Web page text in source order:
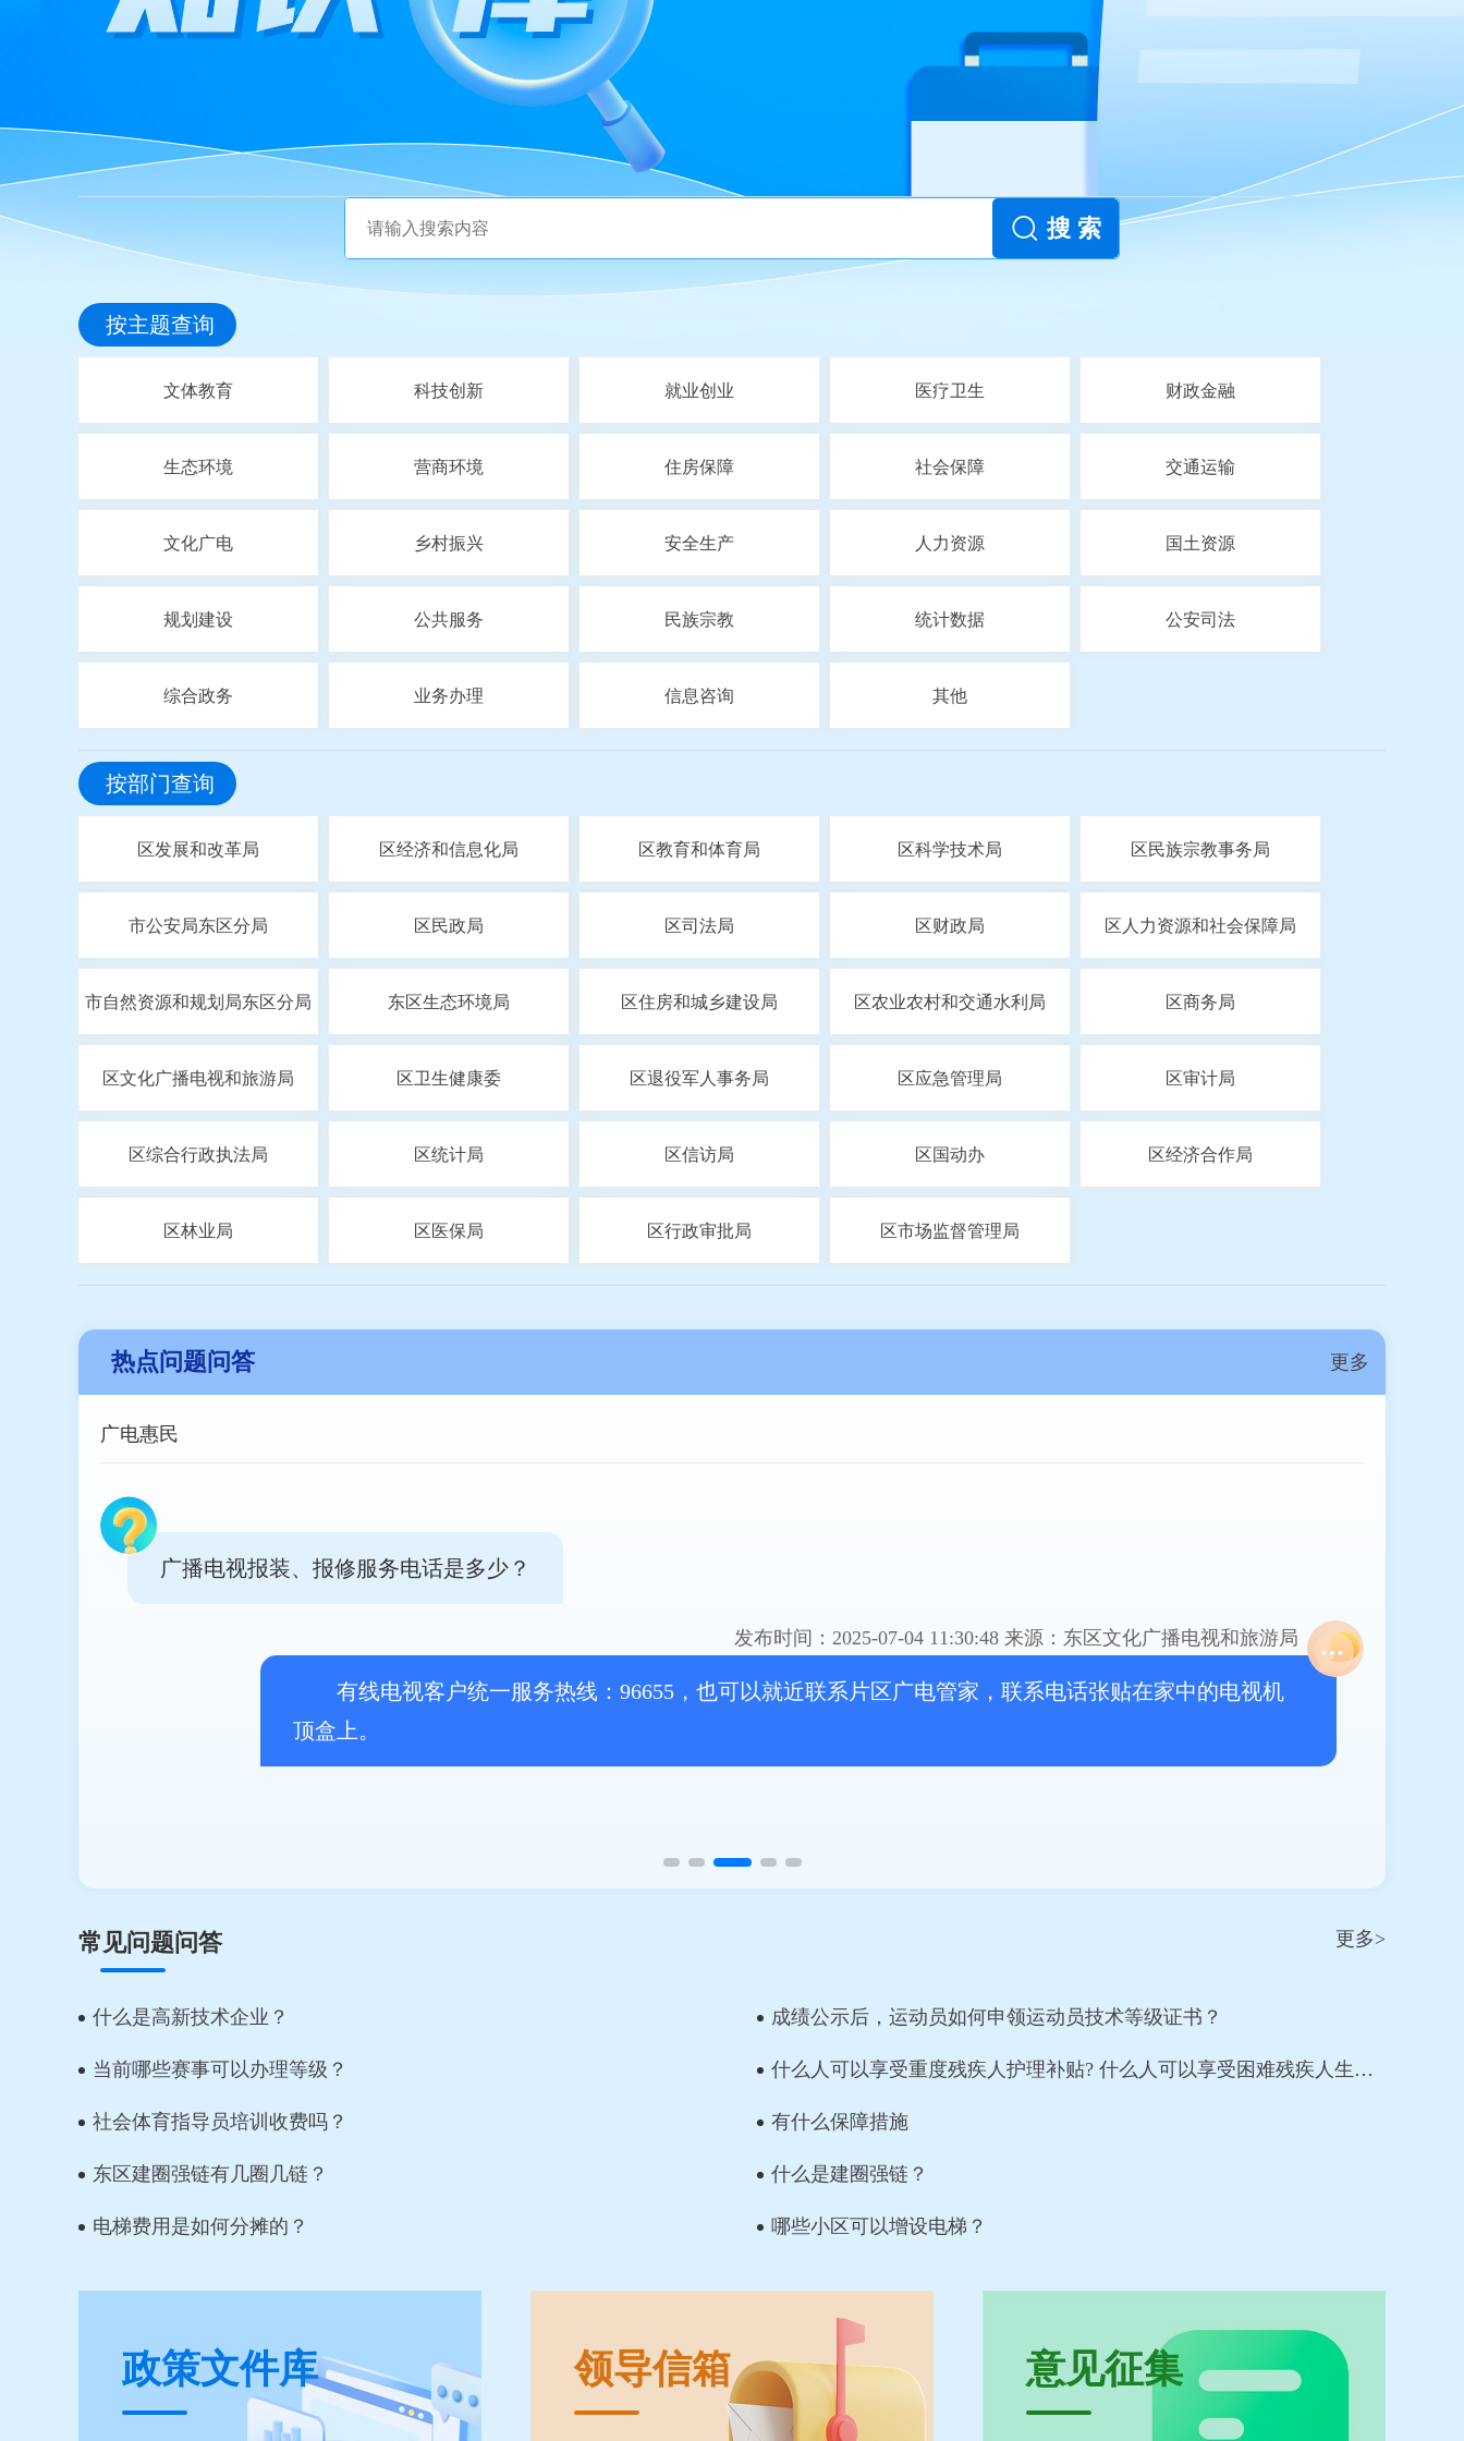
搜 索
按主题查询
文体教育 科技创新 就业创业 医疗卫生 财政金融
生态环境 营商环境 住房保障 社会保障 交通运输
文化广电 乡村振兴 安全生产 人力资源 国土资源
规划建设 公共服务 民族宗教 统计数据 公安司法
综合政务 业务办理 信息咨询 其他
按部门查询
区发展和改革局 区经济和信息化局 区教育和体育局 区科学技术局 区民族宗教事务局
市公安局东区分局 区民政局 区司法局 区财政局 区人力资源和社会保障局
市自然资源和规划局东区分局 东区生态环境局 区住房和城乡建设局 区农业农村和交通水利局 区商务局
区文化广播电视和旅游局 区卫生健康委 区退役军人事务局 区应急管理局 区审计局
区综合行政执法局 区统计局 区信访局 区国动办 区经济合作局
区林业局 区医保局 区行政审批局 区市场监督管理局
热点问题问答 更多
广电惠民
广播电视报装、报修服务电话是多少？
发布时间：2025-07-04 11:30:48 来源：东区文化广播电视和旅游局
有线电视客户统一服务热线：96655，也可以就近联系片区广电管家，联系电话张贴在家中的电视机
顶盒上。
常见问题问答 更多>
什么是高新技术企业？ 成绩公示后，运动员如何申领运动员技术等级证书？
当前哪些赛事可以办理等级？ 什么人可以享受重度残疾人护理补贴? 什么人可以享受困难残疾人生活
补贴?
社会体育指导员培训收费吗？ 有什么保障措施
东区建圈强链有几圈几链？ 什么是建圈强链？
电梯费用是如何分摊的？ 哪些小区可以增设电梯？
政策文件库 领导信箱 意见征集